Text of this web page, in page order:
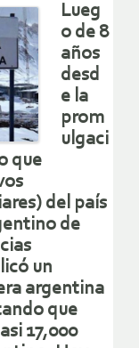
Lueg
o de 8
años
desd
e la
prom
ulgaci
que
del país
de
un
argentina
que
17,000